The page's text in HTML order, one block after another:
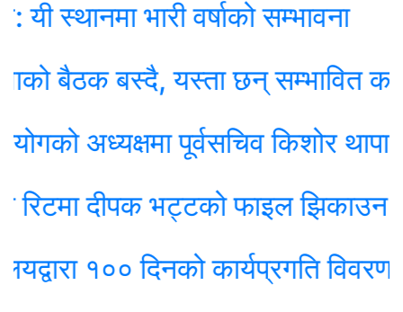
भारी वर्षाको सम्भावना
बस्दै, यस्ता छन् सम्भावित कार्यसूची
अध्यक्षमा पूर्वसचिव किशोर थापा नियुक्त
दीपक भट्टको फाइल झिकाउन आदेश
१०० दिनको कार्यप्रगति विवरण